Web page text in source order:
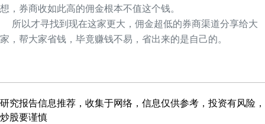
想，券商收如此高的佣金根本不值这个钱。
所以才寻找到现在这家更大，佣金超低的券商渠道分享给大
家，帮大家省钱，毕竟赚钱不易，省出来的是自己的。
研究报告信息推荐，收集于网络，信息仅供参考，投资有风险，
炒股要谨慎